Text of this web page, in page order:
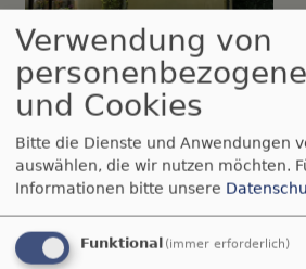
So, 16.8.
Gottesdienst, siehe Enkingen
Nördlingen-Grosselfingen
Grosselfingen
Verwendung von
und Cookies
Bitte die Dienste und Anwendungen
auswählen, die wir nutzen möchten.
Informationen bitte unsere
Funktional (immer erforderlich)